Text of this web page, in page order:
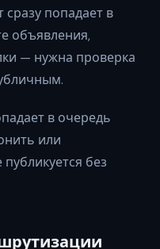
попадает в
объявления,
— нужна проверка
в очередь
или
без